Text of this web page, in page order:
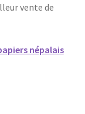
vente de
népalais